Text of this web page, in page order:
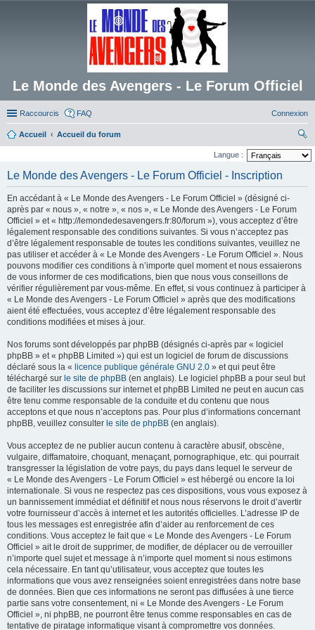
Le Monde des Avengers - Le Forum Officiel
Raccourcis FAQ Connexion
Accueil
Accueil du forum
ec
ch
Langue :
Le Monde des Avengers - Le Forum Officiel - Inscription
En accédant à « Le Monde des Avengers - Le Forum Officiel » (désigné ci-
après par « nous », « notre », « nos », « Le Monde des Avengers - Le Forum
Officiel » et « http://lemondedesavengers.fr:80/forum »), vous acceptez d’être
légalement responsable des conditions suivantes. Si vous n’acceptez pas
d’être légalement responsable de toutes les conditions suivantes, veuillez ne
pas utiliser et accéder à « Le Monde des Avengers - Le Forum Officiel ». Nous
pouvons modifier ces conditions à n’importe quel moment et nous essaierons
de vous informer de ces modifications, bien que nous vous conseillons de
vérifier régulièrement par vous-même. En effet, si vous continuez à participer à
« Le Monde des Avengers - Le Forum Officiel » après que des modifications
aient été effectuées, vous acceptez d’être légalement responsable des
conditions modifiées et mises à jour.
Nos forums sont développés par phpBB (désignés ci-après par « logiciel
phpBB » et « phpBB Limited ») qui est un logiciel de forum de discussions
déclaré sous la « licence publique générale GNU 2.0 » et qui peut être
téléchargé sur le site de phpBB (en anglais). Le logiciel phpBB a pour seul but
de faciliter les discussions sur internet et phpBB Limited ne peut en aucun cas
être tenu comme responsable de la conduite et du contenu que nous
acceptons et que nous n’acceptons pas. Pour plus d’informations concernant
phpBB, veuillez consulter le site de phpBB (en anglais).
Vous acceptez de ne publier aucun contenu à caractère abusif, obscène,
vulgaire, diffamatoire, choquant, menaçant, pornographique, etc. qui pourrait
transgresser la législation de votre pays, du pays dans lequel le serveur de
« Le Monde des Avengers - Le Forum Officiel » est hébergé ou encore la loi
internationale. Si vous ne respectez pas ces dispositions, vous vous exposez à
un bannissement immédiat et définitif et nous nous réservons le droit d’avertir
votre fournisseur d’accès à internet et les autorités officielles. L’adresse IP de
tous les messages est enregistrée afin d’aider au renforcement de ces
conditions. Vous acceptez le fait que « Le Monde des Avengers - Le Forum
Officiel » ait le droit de supprimer, de modifier, de déplacer ou de verrouiller
n’importe quel sujet et message à n’importe quel moment si nous estimons
cela nécessaire. En tant qu’utilisateur, vous acceptez que toutes les
informations que vous avez renseignées soient enregistrées dans notre base
de données. Bien que ces informations ne seront pas diffusées à une tierce
partie sans votre consentement, ni « Le Monde des Avengers - Le Forum
Officiel », ni phpBB, ne pourront être tenus comme responsables en cas de
tentative de piratage informatique visant à compromettre vos données.